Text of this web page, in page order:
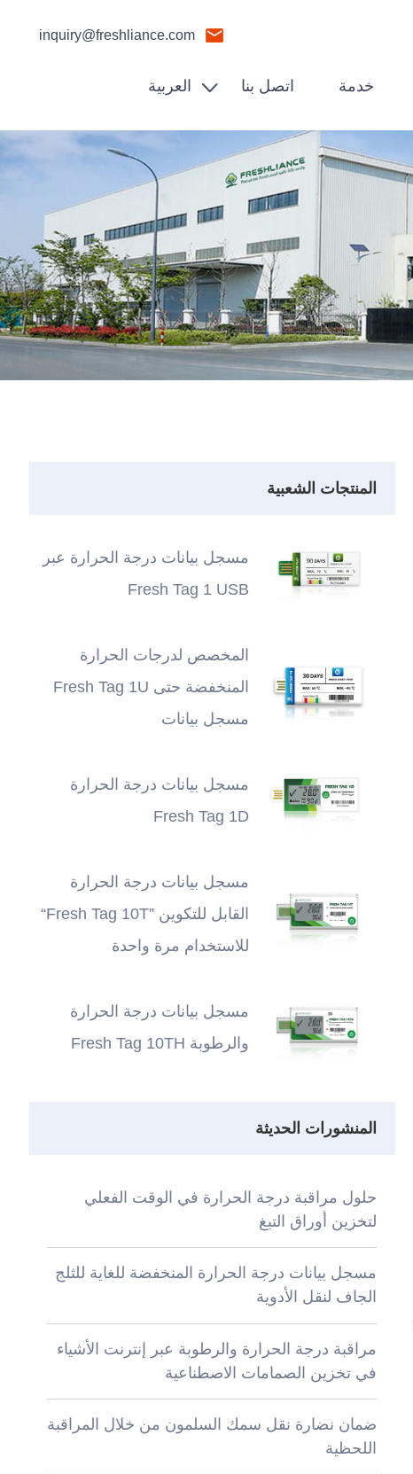
inquiry@freshliance.com
خدمة اتصل بنا العربية
المنتجات الشعبية
مسجل بيانات درجة الحرارة عبر
Fresh Tag 1 USB
المخصص لدرجات الحرارة
المنخفضة حتى Fresh Tag 1U
مسجل بيانات
مسجل بيانات درجة الحرارة
Fresh Tag 1D
مسجل بيانات درجة الحرارة
القابل للتكوين ”Fresh Tag 10T“
للاستخدام مرة واحدة
مسجل بيانات درجة الحرارة
والرطوبة Fresh Tag 10TH
المنشورات الحديثة
حلول مراقبة درجة الحرارة في الوقت الفعلي
لتخزين أوراق التبغ
مسجل بيانات درجة الحرارة المنخفضة للغاية للثلج
الجاف لنقل الأدوية
مراقبة درجة الحرارة والرطوبة عبر إنترنت الأشياء
في تخزين الصمامات الاصطناعية
ضمان نضارة نقل سمك السلمون من خلال المراقبة
اللحظية